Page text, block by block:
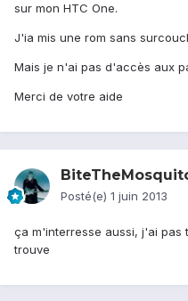
sur mon HTC One.
J'ia mis une rom sans
Mais je n'ai pas d'accès aux
Merci de votre aide
Posté(e) 1 juin 2013
ça m'interresse aussi, j'ai pas
trouve